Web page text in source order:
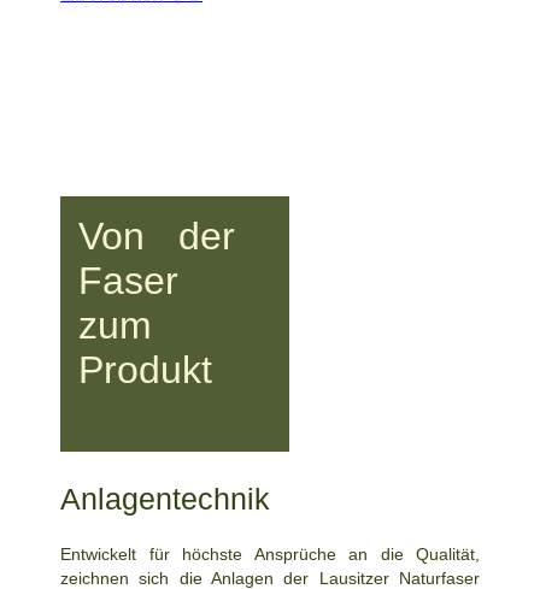
Von der
Faser
zum
Produkt
Anlagentechnik
Entwickelt für höchste Ansprüche an die Qualität,
zeichnen sich die Anlagen der Lausitzer Naturfaser